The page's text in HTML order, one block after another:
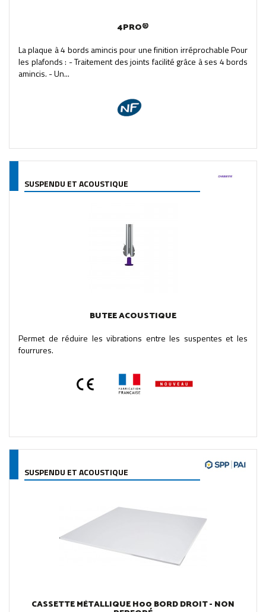
4PRO®
La plaque à 4 bords amincis pour une finition irréprochable Pour
les plafonds : - Traitement des joints facilité grâce à ses 4 bords
amincis. - Un...
SUSPENDU ET ACOUSTIQUE
BUTEE ACOUSTIQUE
Permet de réduire les vibrations entre les suspentes et les
fourrures.
SUSPENDU ET ACOUSTIQUE
CASSETTE MÉTALLIQUE H00 BORD DROIT - NON